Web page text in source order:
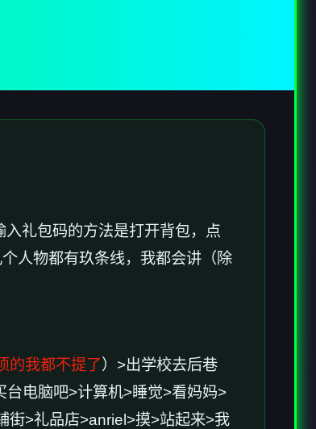
礼包码的方法是打开背包，点
人物都有玖条线，我都会讲（除
的我都不提了）>出学校去后巷
电脑吧>计算机>睡觉>看妈妈>
街>礼品店>anriel>摸>站起来>我